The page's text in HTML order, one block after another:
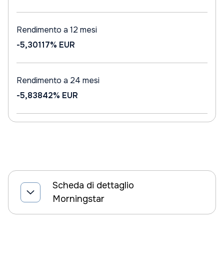
Rendimento a 12 mesi
-5,30117% EUR
Rendimento a 24 mesi
-5,83842% EUR
Scheda di dettaglio
Morningstar